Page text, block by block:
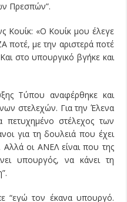
Πρεσπών”.
Κουίκ: «Ο Κουίκ μου έλεγε
ποτέ, με την αριστερά ποτέ
στο υπουργικό βγήκε και
Τύπου αναφέρθηκε και
στελεχών. Για την Έλενα
πετυχημένο στέλεχος των
για τη δουλειά που έχει
οι ΑΝΕΛ είναι που της
υπουργός, να κάνει τη
“εγώ τον έκανα υπουργό.